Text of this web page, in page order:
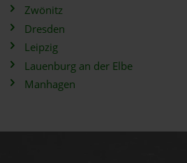
Zwönitz
Dresden
Leipzig
Lauenburg an der Elbe
Manhagen